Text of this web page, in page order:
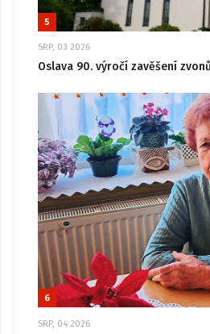
5
SRP, 03 2026
Oslava 90. výročí zavěšení
6
SRP, 04 2026